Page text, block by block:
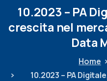
10.2023 – PA
crescita nel
Data
Home
10.2023 – PA